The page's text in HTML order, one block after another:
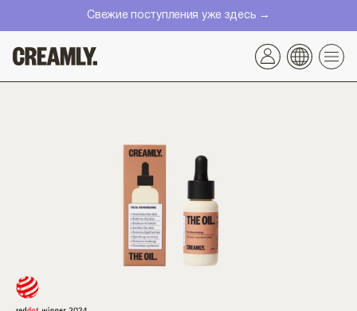
Перейти
к
контенту
Свежие поступления уже здесь →